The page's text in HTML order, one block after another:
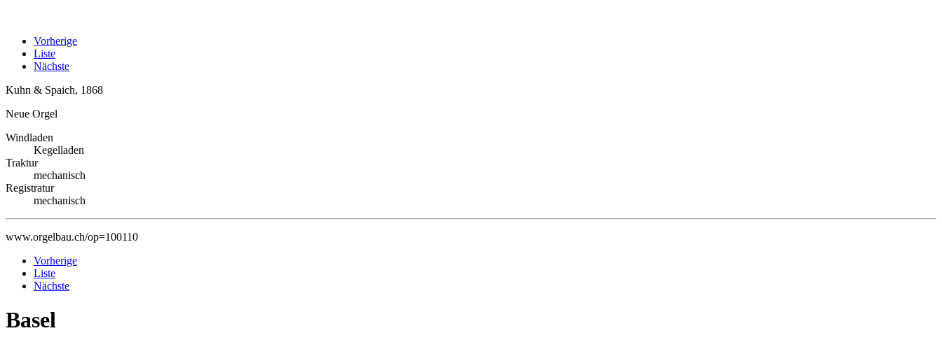
Vorherige
Liste
Nächste
Kuhn & Spaich, 1868
Neue Orgel
Windladen
Kegelladen
Traktur
mechanisch
Registratur
mechanisch
www.orgelbau.ch/op=100110
Vorherige
Liste
Nächste
Basel